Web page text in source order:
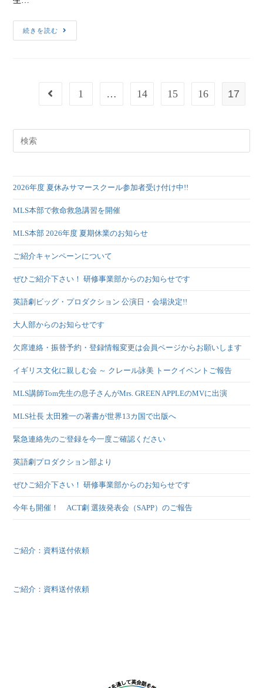
続きを読む
1 … 14 15 16 17
2026年度 夏休みサマースクール参加者受け付け中!!
MLS本部で救命救急講習を開催
MLS本部 2026年度 夏期休業のお知らせ
ご紹介キャンペーンについて
ぜひご紹介下さい！ 研修事業部からのお知らせです
英語劇ビッグ・プロダクション 公演日・会場決定!!
大人部からのお知らせです
欠席連絡・振替予約・登録情報変更は会員ページからお願いします
イギリス文化に親しむ会 ～ クレール詠美 トークイベントご報告
MLS講師Tom先生の息子さんがMrs. GREEN APPLEのMVに出演
MLS社長 太田雅一の著書が世界13カ国で出版へ
緊急連絡先のご登録を今一度ご確認ください
英語劇プロダクション部より
ぜひご紹介下さい！ 研修事業部からのお知らせです
今年も開催！ ACT劇 選抜発表会（SAPP）のご報告
ご紹介：資料送付依頼
ご紹介：資料送付依頼